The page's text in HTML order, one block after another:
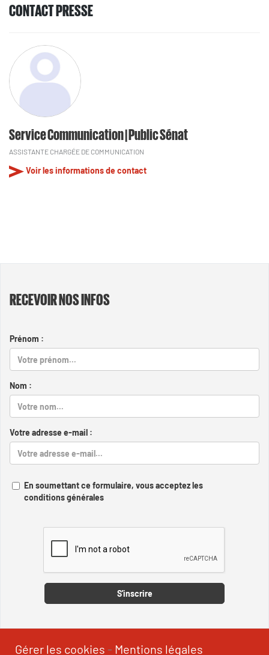
CONTACT PRESSE
Service Communication | Public Sénat
ASSISTANTE CHARGÉE DE COMMUNICATION
Voir les informations de contact
RECEVOIR NOS INFOS
Prénom :
Nom :
Votre adresse e-mail :
En soumettant ce formulaire, vous acceptez les
conditions générales
S'inscrire
Gérer les cookies - Mentions légales